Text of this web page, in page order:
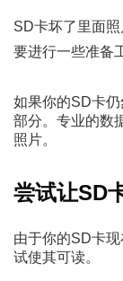
SD卡坏了里面
要进行一些准备
如果你的SD卡
部分。专业的数
照片。
尝试让SD
由于你的SD卡
试使其可读。